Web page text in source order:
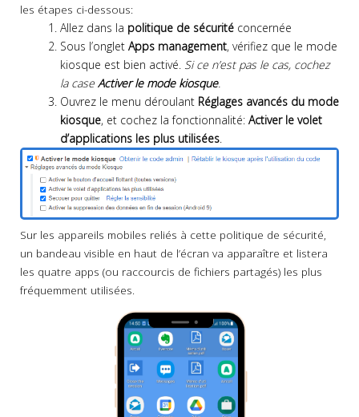
les étapes ci-dessous:
Allez dans la politique de sécurité concernée
Sous l’onglet Apps management, vérifiez que le mode
kiosque est bien activé. Si ce n’est pas le cas, cochez
la case Activer le mode kiosque.
Ouvrez le menu déroulant Réglages avancés du mode
kiosque, et cochez la fonctionnalité: Activer le volet
d’applications les plus utilisées
Sur les appareils mobiles reliés à cette politique de sécurité,
un bandeau visible en haut de l’écran va apparaître et listera
les quatre apps (ou raccourcis de fichiers partagés) les plus
fréquemment utilisées.